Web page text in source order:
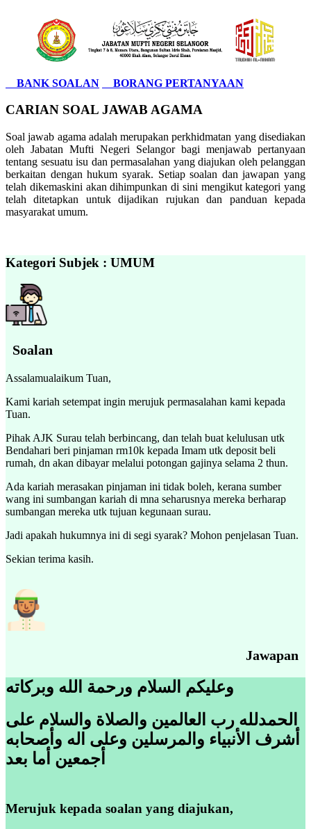
BANK SOALAN BORANG PERTANYAAN
CARIAN SOAL JAWAB AGAMA
Soal jawab agama adalah merupakan perkhidmatan yang disediakan
oleh Jabatan Mufti Negeri Selangor bagi menjawab pertanyaan
tentang sesuatu isu dan permasalahan yang diajukan oleh pelanggan
berkaitan dengan hukum syarak. Setiap soalan dan jawapan yang
telah dikemaskini akan dihimpunkan di sini mengikut kategori yang
telah ditetapkan untuk dijadikan rujukan dan panduan kepada
masyarakat umum.
Kategori Subjek : UMUM
Soalan
Assalamualaikum Tuan,
Kami kariah setempat ingin merujuk permasalahan kami kepada
Tuan.
Pihak AJK Surau telah berbincang, dan telah buat kelulusan utk
Bendahari beri pinjaman rm10k kepada Imam utk deposit beli
rumah, dn akan dibayar melalui potongan gajinya selama 2 thun.
Ada kariah merasakan pinjaman ini tidak boleh, kerana sumber
wang ini sumbangan kariah di mna seharusnya mereka berharap
sumbangan mereka utk tujuan kegunaan surau.
Jadi apakah hukumnya ini di segi syarak? Mohon penjelasan Tuan.
Sekian terima kasih.
Jawapan
الحمدلله رب العالمين والصلاة والسلام على
أشرف الأنبياء والمرسلين وعلى اله وأصحابه
أجمعين أما بعد
Merujuk kepada soalan yang diajukan,